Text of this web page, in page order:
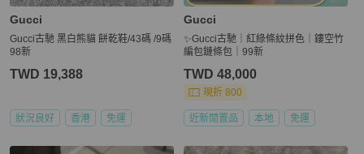
Gucci
Gucci古馳 黑白熊貓 餅乾鞋/43碼 /9碼
98新
TWD 19,388
狀況良好 香港 免運
Gucci
✨Gucci古馳｜紅綠條紋拼色｜鏤空竹
編包鏈條包｜99新
TWD 48,000
現折 800
近新閒置品 本地 免運